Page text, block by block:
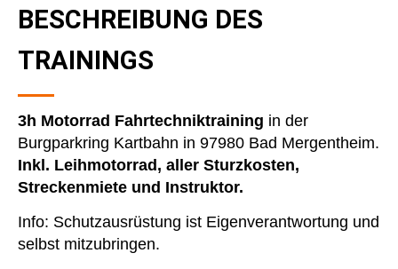
BESCHREIBUNG DES
TRAININGS
3h Motorrad Fahrtechniktraining in der
Burgparkring Kartbahn in 97980 Bad Mergentheim.
Inkl. Leihmotorrad, aller Sturzkosten,
Streckenmiete und Instruktor.
Info: Schutzausrüstung ist Eigenverantwortung und
selbst mitzubringen.